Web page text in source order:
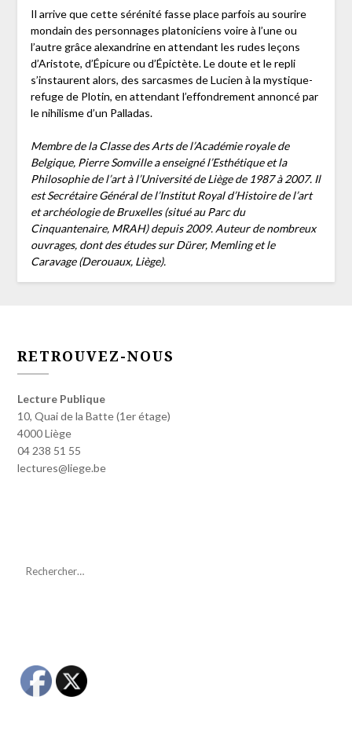
Il arrive que cette sérénité fasse place parfois au sourire
mondain des personnages platoniciens voire à l’une ou
l’autre grâce alexandrine en attendant les rudes leçons
d’Aristote, d’Épicure ou d’Épictète. Le doute et le repli
s’instaurent alors, des sarcasmes de Lucien à la mystique-
refuge de Plotin, en attendant l’effondrement annoncé par
le nihilisme d’un Palladas.
Membre de la Classe des Arts de l’Académie royale de
Belgique, Pierre Somville a enseigné l’Esthétique et la
Philosophie de l’art à l’Université de Liège de 1987 à 2007. Il
est Secrétaire Général de l’Institut Royal d’Histoire de l’art
et archéologie de Bruxelles (situé au Parc du
Cinquantenaire, MRAH) depuis 2009. Auteur de nombreux
ouvrages, dont des études sur Dürer, Memling et le
Caravage (Derouaux, Liège).
RETROUVEZ-NOUS
Lecture Publique
10, Quai de la Batte (1er étage)
4000 Liège
04 238 51 55
lectures@liege.be